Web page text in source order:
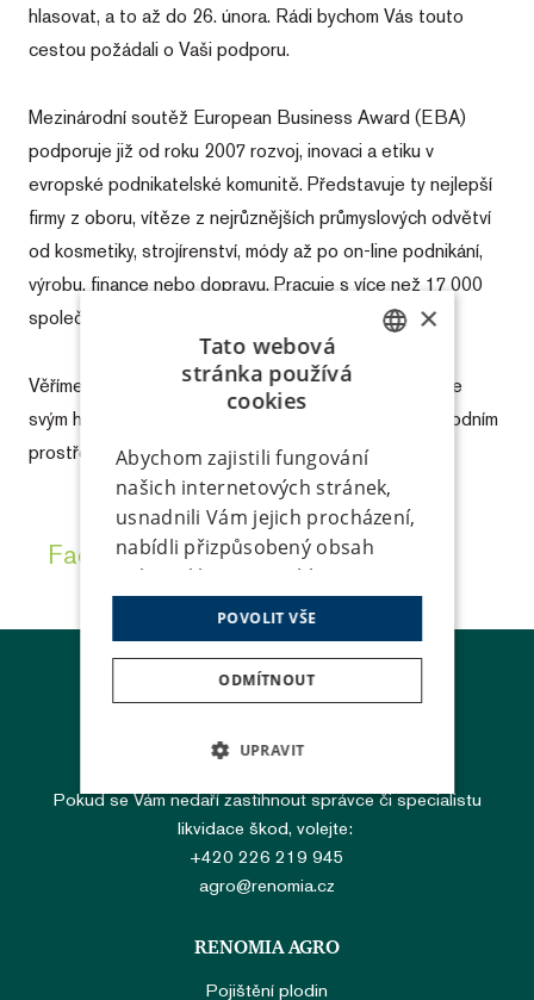
hlasovat, a to až do 26. února. Rádi bychom Vás touto
cestou požádali o Vaši podporu.
Mezinárodní soutěž European Business Award (EBA)
podporuje již od roku 2007 rozvoj, inovaci a etiku v
evropské podnikatelské komunitě. Představuje ty nejlepší
firmy z oboru, vítěze z nejrůznějších průmyslových odvětví
od kosmetiky, strojírenství, módy až po on-line podnikání,
výrobu, finance nebo dopravu. Pracuje s více než 17 000
společnostmi z 31 evropských zemí.
Věříme, že naše soutěžní video se Vám bude líbit a že
svým hlasem podpoříte úspěch RENOMIA v mezinárodním
prostředí, za což Vám předem velmi děkujeme.
Facebook Twitter
LinkedIn
HOT LINE - Likvidace škod
Pokud se Vám nedaří zastihnout správce či specialistu
likvidace škod, volejte:
+420 226 219 945
agro@renomia.cz
RENOMIA AGRO
Pojištění plodin
×
Tato webová
stránka používá
cookies
Abychom zajistili fungování
našich internetových stránek,
usnadnili Vám jejich procházení,
nabídli přizpůsobený obsah
nebo reklamu a mohli
anonymně analyzovat
návštěvnost, využíváme
soubory cookies, které sdílíme
se svými partnery pro sociální
analýzu. Některé typy cookies
předchozím souhlasem, který
můžete udělit zaškrtnutím
políčka u příslušného druhu
„Upravit“. Souhlas s použitím
udělit také jednoduše jedním
POVOLIT VŠE
ODMÍTNOUT
UPRAVIT
NEZBYTNĚ NUTNÉ SOUBORY
VÝKONOVÉ SOUBORY